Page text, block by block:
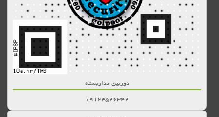
دوربین مداربسته
09124526342